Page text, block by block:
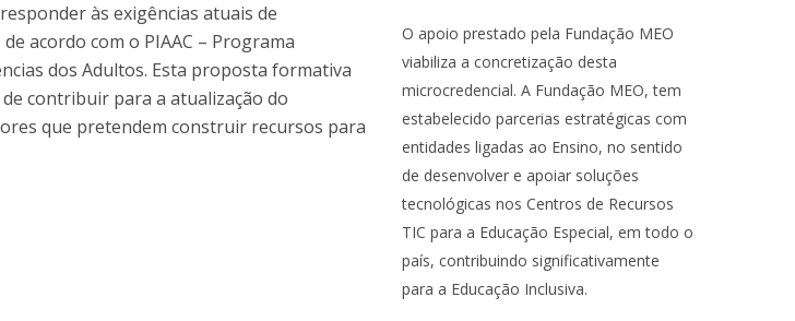
às exigências atuais de
acordo com o PIAAC – Programa
dos Adultos. Esta proposta formativa
contribuir para a atualização do
que pretendem construir recursos para
O apoio prestado pela Fundação MEO
viabiliza a concretização desta
microcredencial. A Fundação MEO, tem
estabelecido parcerias estratégicas com
entidades ligadas ao Ensino, no sentido
de desenvolver e apoiar soluções
tecnológicas nos Centros de Recursos
TIC para a Educação Especial, em todo o
país, contribuindo significativamente
para a Educação Inclusiva.